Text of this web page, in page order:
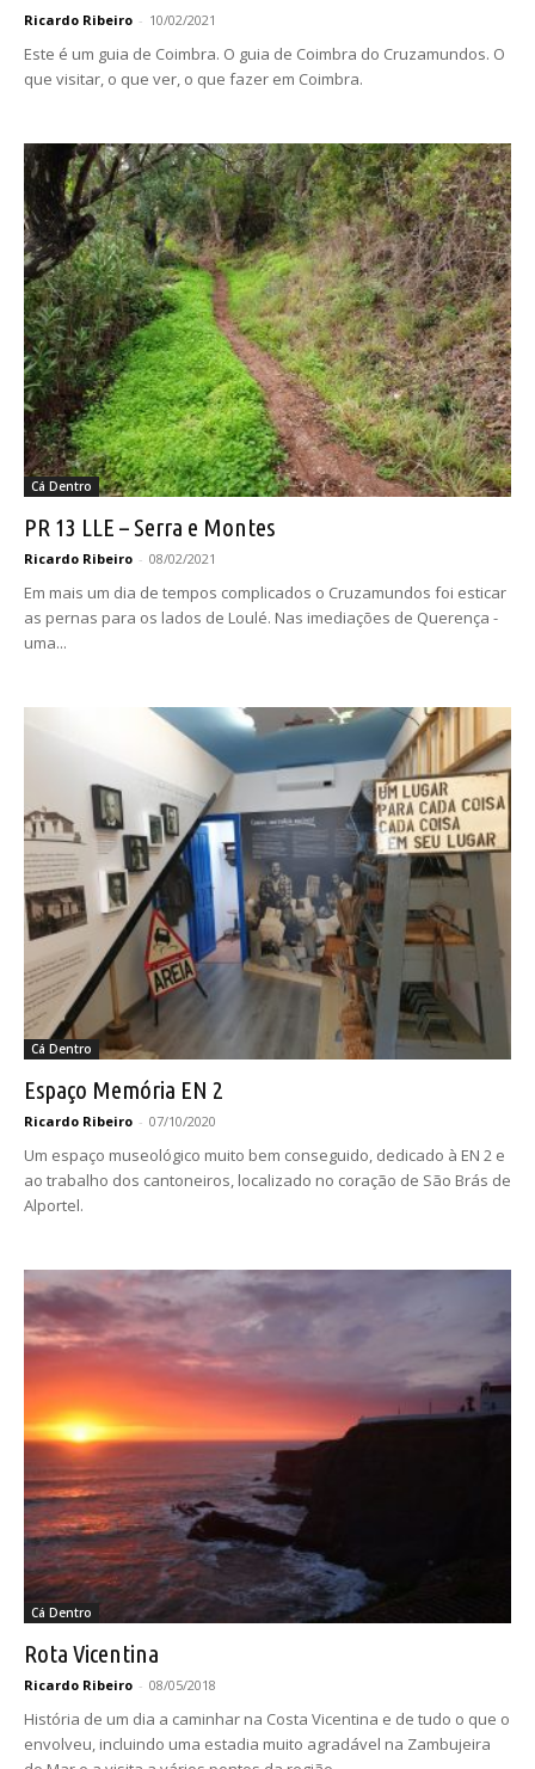
Ricardo Ribeiro - 10/02/2021
Este é um guia de Coimbra. O guia de Coimbra do Cruzamundos. O
que visitar, o que ver, o que fazer em Coimbra.
Cá Dentro
PR 13 LLE – Serra e Montes
Ricardo Ribeiro - 08/02/2021
Em mais um dia de tempos complicados o Cruzamundos foi esticar
as pernas para os lados de Loulé. Nas imediações de Querença -
uma...
Cá Dentro
Espaço Memória EN 2
Ricardo Ribeiro - 07/10/2020
Um espaço museológico muito bem conseguido, dedicado à EN 2 e
ao trabalho dos cantoneiros, localizado no coração de São Brás de
Alportel.
Cá Dentro
Rota Vicentina
Ricardo Ribeiro - 08/05/2018
História de um dia a caminhar na Costa Vicentina e de tudo o que o
envolveu, incluindo uma estadia muito agradável na Zambujeira